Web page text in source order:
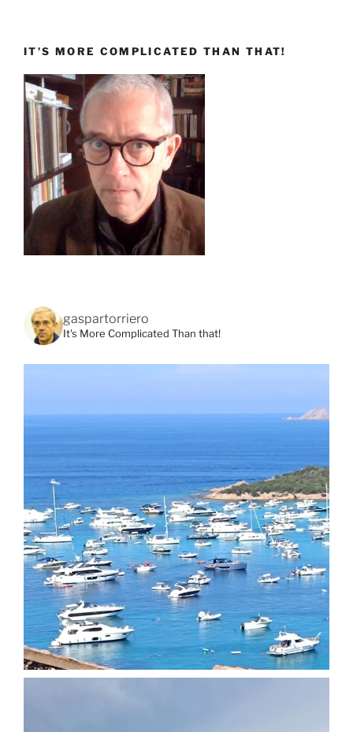
IT’S MORE COMPLICATED THAN THAT!
gaspartorriero
It's More Complicated Than that!